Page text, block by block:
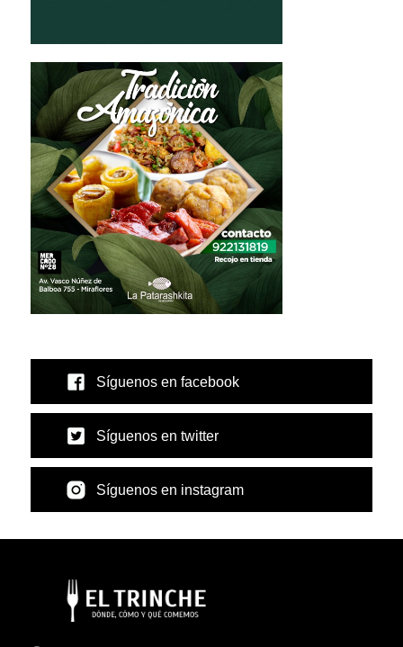
Síguenos en facebook
Síguenos en twitter
Síguenos en instagram